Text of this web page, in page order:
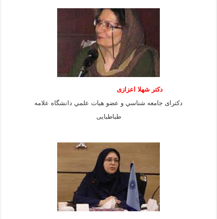
دكتر شهلا اعزازى
دكتراى جامعه شناسي و عضو هيات علمي دانشگاه علامه
طباطبايى